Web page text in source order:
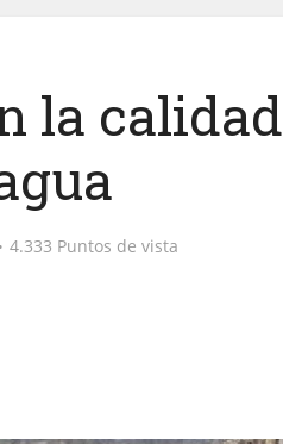
la calidad
4.333 Puntos de vista